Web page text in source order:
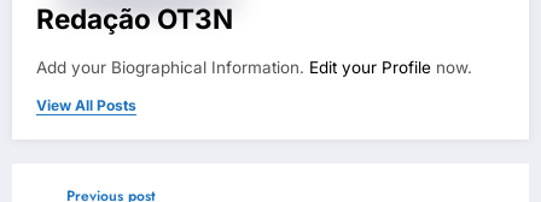
Redação OT3N
Add your Biographical Information. Edit your Profile now.
View All Posts
Previous post